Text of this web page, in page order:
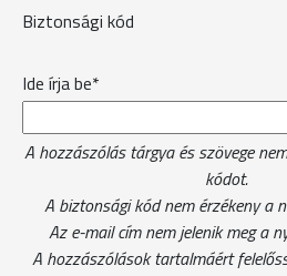
Biztonsági kód
Ide írja be*
A hozzászólás tárgya és szövege
kódot.
A biztonsági kód nem érzékeny a
Az e-mail cím nem jelenik meg a
A hozzászólások tartalmáért